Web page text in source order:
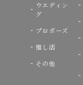
ウエディン
グ
プロポーズ
推し活
その他